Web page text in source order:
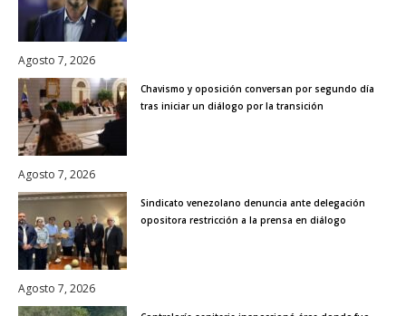
Agosto 7, 2026
Chavismo y oposición conversan por segundo día
tras iniciar un diálogo por la transición
Agosto 7, 2026
Sindicato venezolano denuncia ante delegación
opositora restricción a la prensa en diálogo
Agosto 7, 2026